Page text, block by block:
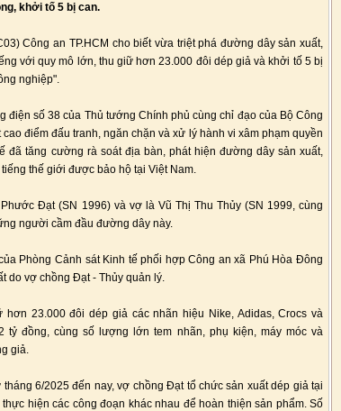
khởi tố 5 bị can.
Công an TP.HCM cho biết vừa triệt phá đường dây sản xuất,
với quy mô lớn, thu giữ hơn 23.000 đôi dép giả và khởi tố 5 bị
nghiệp".
điện số 38 của Thủ tướng Chính phủ cùng chỉ đạo của Bộ Công
điểm đấu tranh, ngăn chặn và xử lý hành vi xâm phạm quyền
đã tăng cường rà soát địa bàn, phát hiện đường dây sản xuất,
thế giới được bảo hộ tại Việt Nam.
Đạt (SN 1996) và vợ là Vũ Thị Thu Thủy (SN 1999, cùng
người cầm đầu đường dây này.
Phòng Cảnh sát Kinh tế phối hợp Công an xã Phú Hòa Đông
do vợ chồng Đạt - Thủy quản lý.
23.000 đôi dép giả các nhãn hiệu Nike, Adidas, Crocs và
đồng, cùng số lượng lớn tem nhãn, phụ kiện, máy móc và
giả.
6/2025 đến nay, vợ chồng Đạt tổ chức sản xuất dép giả tại
hiện các công đoạn khác nhau để hoàn thiện sản phẩm. Số